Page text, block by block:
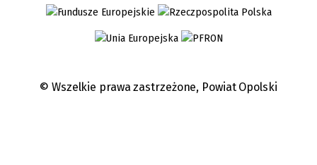
© Wszelkie prawa zastrzeżone, Powiat Opolski